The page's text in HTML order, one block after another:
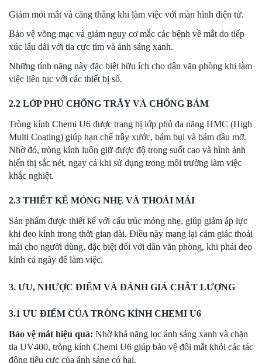
Giảm mỏi mắt và căng thẳng khi làm việc với màn hình điện tử.
Bảo vệ võng mạc và giảm nguy cơ mắc các bệnh về mắt do tiếp
xúc lâu dài với tia cực tím và ánh sáng xanh.
Những tính năng này đặc biệt hữu ích cho dân văn phòng khi làm
việc liên tục với các thiết bị số.
2.2 LỚP PHỦ CHỐNG TRẮY VÀ CHỐNG BÁM
Tròng kính Chemi U6 được trang bị lớp phủ đa năng HMC (High
Multi Coating) giúp hạn chế trầy xước, bám bụi và bám dầu mỡ.
Nhờ đó, tròng kính luôn giữ được độ trong suốt cao và hình ảnh
hiển thị sắc nét, ngay cả khi sử dụng trong môi trường làm việc
khắc nghiệt.
2.3 THIẾT KẾ MỎNG NHẸ VÀ THOẢI MÁI
Sản phẩm được thiết kế với cấu trúc mỏng nhẹ, giúp giảm áp lực
khi đeo kính trong thời gian dài. Điều này mang lại cảm giác thoải
mái cho người dùng, đặc biệt đối với dân văn phòng, khi phải đeo
kính cả ngày để làm việc.
3. ƯU, NHƯỢC ĐIỂM VÀ ĐÁNH GIÁ CHÂT LƯỢNG
3.1 ƯU ĐIỂM CỦA TRÒNG KÍNH CHEMI U6
Bảo vệ mắt hiệu quả: Nhờ khả năng lọc ánh sáng xanh và chặn
tia UV400, tròng kính Chemi U6 giúp bảo vệ đôi mắt khỏi các tác
động tiêu cực của ánh sáng có hại.